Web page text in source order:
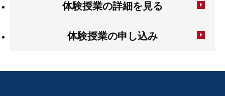
体験授業の詳細を見る
体験授業の申し込み